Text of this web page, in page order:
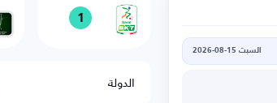
السبت 15-08-2026
1
الدولة